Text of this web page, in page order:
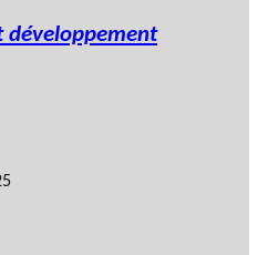
développement